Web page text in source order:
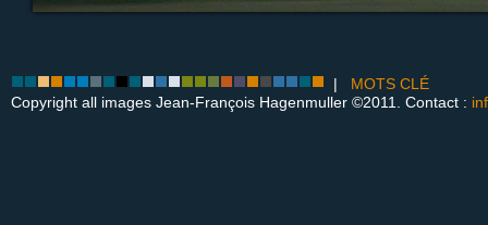
| MOTS CLÉ
Copyright all images Jean-François Hagenmuller ©2011. Contact :